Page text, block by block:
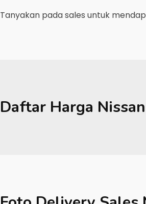
Tanyakan pada sales untuk
Daftar Harga Nissan